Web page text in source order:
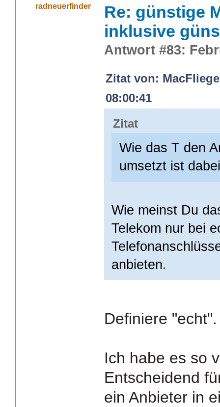
radneuerfinder
Re: günstige
inklusive
Antwort #83:
Zitat von:
08:00:41
Zitat
Wie das T den
umsetzt ist
Wie meinst Du
Telekom nur bei
anbieten.
Definiere
Ich habe es so
Entscheidend
ein Anbieter in